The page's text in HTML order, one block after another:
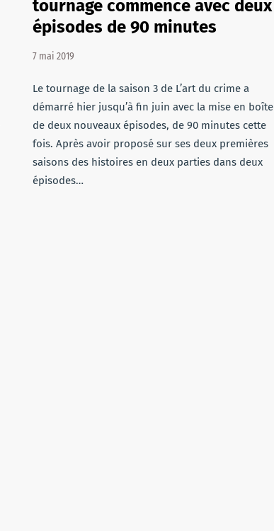
tournage commence avec deux
épisodes de 90 minutes
7 mai 2019
Le tournage de la saison 3 de L’art du crime a
démarré hier jusqu’à fin juin avec la mise en boîte
de deux nouveaux épisodes, de 90 minutes cette
fois. Après avoir proposé sur ses deux premières
saisons des histoires en deux parties dans deux
épisodes…